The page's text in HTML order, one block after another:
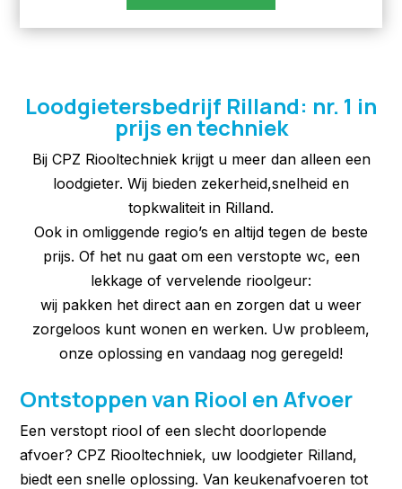
Loodgietersbedrijf Rilland: nr. 1 in
prijs en techniek
Bij CPZ Riooltechniek krijgt u meer dan alleen een
loodgieter. Wij bieden zekerheid,snelheid en
topkwaliteit in Rilland.
Ook in omliggende regio’s en altijd tegen de beste
prijs. Of het nu gaat om een verstopte wc, een
lekkage of vervelende rioolgeur:
wij pakken het direct aan en zorgen dat u weer
zorgeloos kunt wonen en werken. Uw probleem,
onze oplossing en vandaag nog geregeld!
Ontstoppen van Riool en Afvoer
Een verstopt riool of een slecht doorlopende
afvoer? CPZ Riooltechniek, uw loodgieter Rilland,
biedt een snelle oplossing. Van keukenafvoeren tot